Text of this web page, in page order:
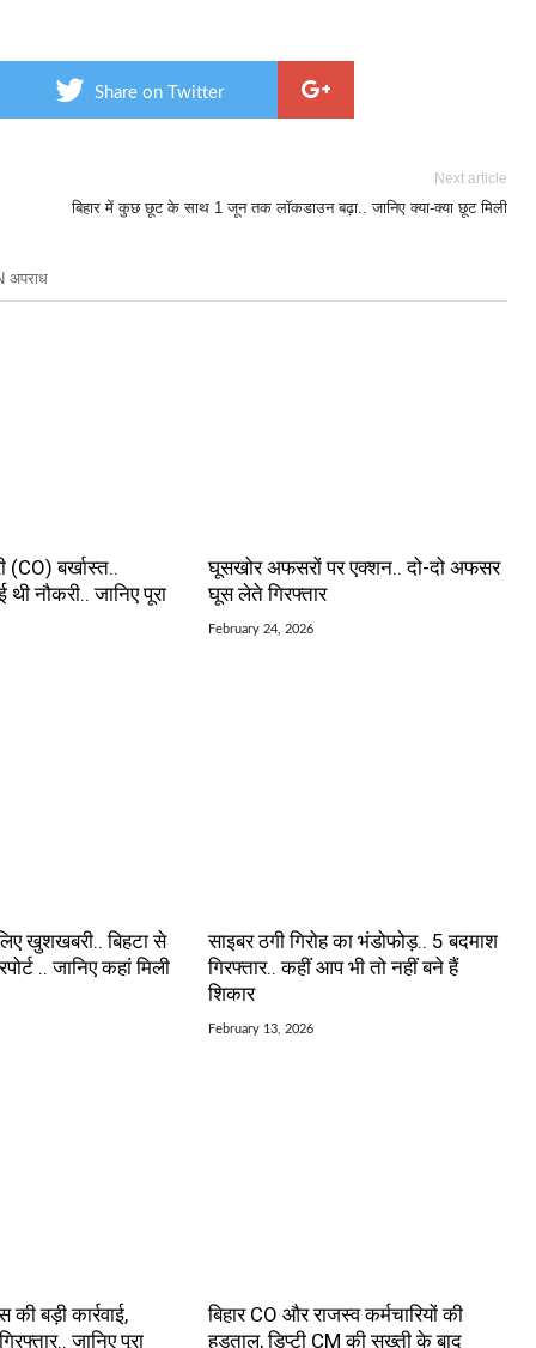
Share on Twitter
Next article
बिहार में कुछ छूट के साथ 1 जून तक लॉकडाउन बढ़ा.. जानिए क्या-क्या छूट मिली
अपराध
(CO) बर्खास्त..
थी नौकरी.. जानिए पूरा
घूसखोर अफसरों पर एक्शन.. दो-दो अफसर
घूस लेते गिरफ्तार
February 24, 2026
खुशखबरी.. बिहटा से
.. जानिए कहां मिली
साइबर ठगी गिरोह का भंडोफोड़.. 5 बदमाश
गिरफ्तार.. कहीं आप भी तो नहीं बने हैं
शिकार
February 13, 2026
बड़ी कार्रवाई,
जानिए पूरा
बिहार CO और राजस्व कर्मचारियों की
हड़ताल, डिप्टी CM की सख्ती के बाद